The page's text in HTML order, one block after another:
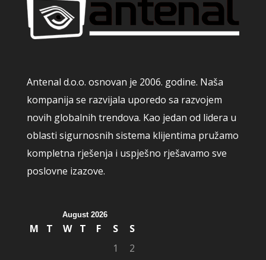
Antenal d.o.o. osnovan je 2006. godine. Naša
kompanija se razvijala uporedo sa razvojem
novih globalnih trendova. Kao jedan od lidera u
oblasti sigurnosnih sistema klijentima pružamo
kompletna rješenja i uspješno rješavamo sve
poslovne izazove.
August 2026
M T W T F S
S
1
2